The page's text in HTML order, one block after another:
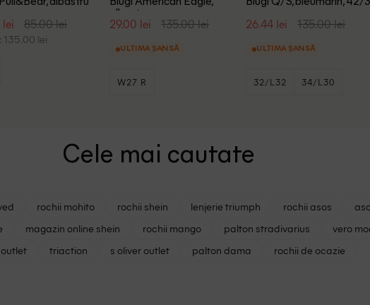
albastru
lei 85.00 lei
135.00 lei
Blugi American Eagle,
albastru
29.00 lei 135.00 lei
ULTIMA ȘANSĂ
W27 R
Blugi Q/S, bleumarin, 42/
26.44 lei 135.00 lei
ULTIMA ȘANSĂ
32/L32 34/L30
Cele mai cautate
rochii mohito rochii shein lenjerie triumph rochii asos
magazin online shein rochii mango palton stradivarius vero
triaction s oliver outlet palton dama rochii de ocazie